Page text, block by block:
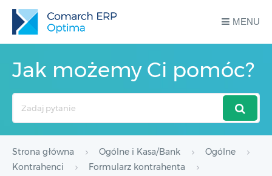
MENU
Jak możemy Ci pomóc?
Strona główna Ogólne i Kasa/Bank
Ogólne
Kontrahenci
Formularz kontrahenta